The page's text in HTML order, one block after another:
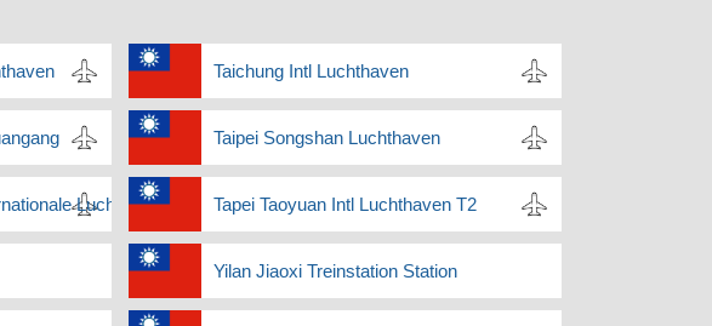
Taichung Intl Luchthaven
Taipei Songshan Luchthaven
Luchthaven Tapei Taoyuan Intl Luchthaven T2
Yilan Jiaoxi Treinstation Station